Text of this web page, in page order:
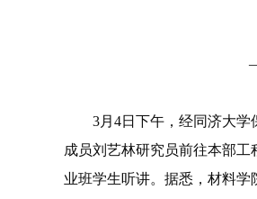
3月4日 下午，经同济大学
成员刘艺林研究员前往本部工
业班学生听讲。据悉，材料